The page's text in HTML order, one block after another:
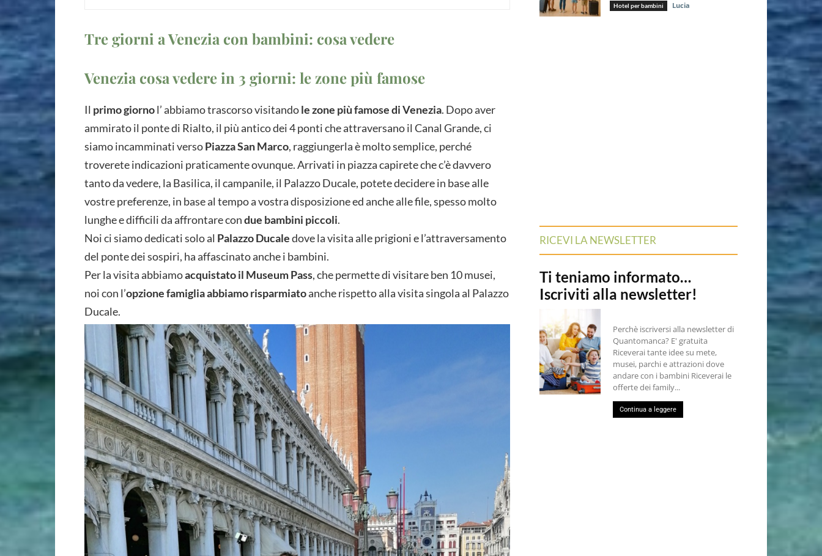
Tre giorni a Venezia con bambini: cosa vedere
Venezia cosa vedere in 3 giorni: le zone più famose
Il primo giornol’ abbiamo trascorso visitandole zone più famose di Venezia. Dopo aver
ammirato il ponte di Rialto, il più antico dei 4 ponti che attraversano il Canal Grande, ci
siamo incamminati versoPiazza San Marco, raggiungerla è molto semplice, perché
troverete indicazioni praticamente ovunque. Arrivati in piazza capirete che c’è davvero
tanto da vedere, la Basilica, il campanile, il Palazzo Ducale, potete decidere in base alle
vostre preferenze, in base al tempo a vostra disposizione ed anche alle file, spesso molto
lunghe e difficili da affrontare condue bambini piccoli.
Noi ci siamo dedicati solo al Palazzo Ducaledove la visita alle prigioni e l’attraversamento
del ponte dei sospiri, ha affascinato anche i bambini.
Per la visita abbiamoacquistato il Museum Pass, che permette di visitare ben 10 musei,
noi con l’opzione famiglia abbiamo risparmiatoanche rispetto alla visita singola al Palazzo
Ducale.
Hotel per bambini Lucia
RICEVI LA NEWSLETTER
Ti teniamo informato…
Iscriviti alla newsletter!
Perchè iscriversi alla newsletter di
Quantomanca? E' gratuita
Riceverai tante idee su mete,
musei, parchi e attrazioni dove
andare con i bambini Riceverai le
offerte dei family...
Continua a leggere